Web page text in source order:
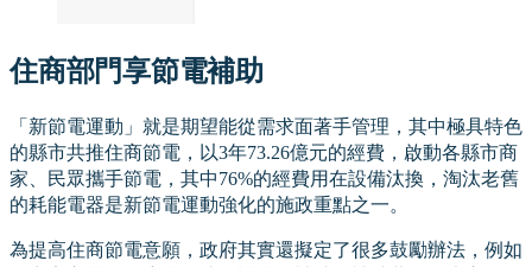
住商部門享節電補助
「新節電運動」就是期望能從需求面著手管理，其中極具特色
的縣市共推住商節電，以3年73.26億元的經費，啟動各縣市商
家、民眾攜手節電，其中76%的經費用在設備汰換，淘汰老舊
的耗能電器是新節電運動強化的施政重點之一。
為提高住商節電意願，政府其實還擬定了很多鼓勵辦法，例如